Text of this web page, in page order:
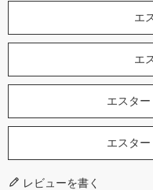
エ
エ
エスタ
エスタ
レビューを書く